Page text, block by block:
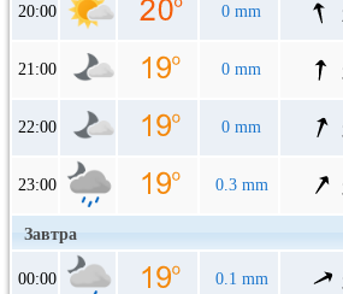
20:00 0 mm
21:00 0 mm
22:00 0 mm
23:00 0.3 mm
Завтра
00:00 0.1 mm